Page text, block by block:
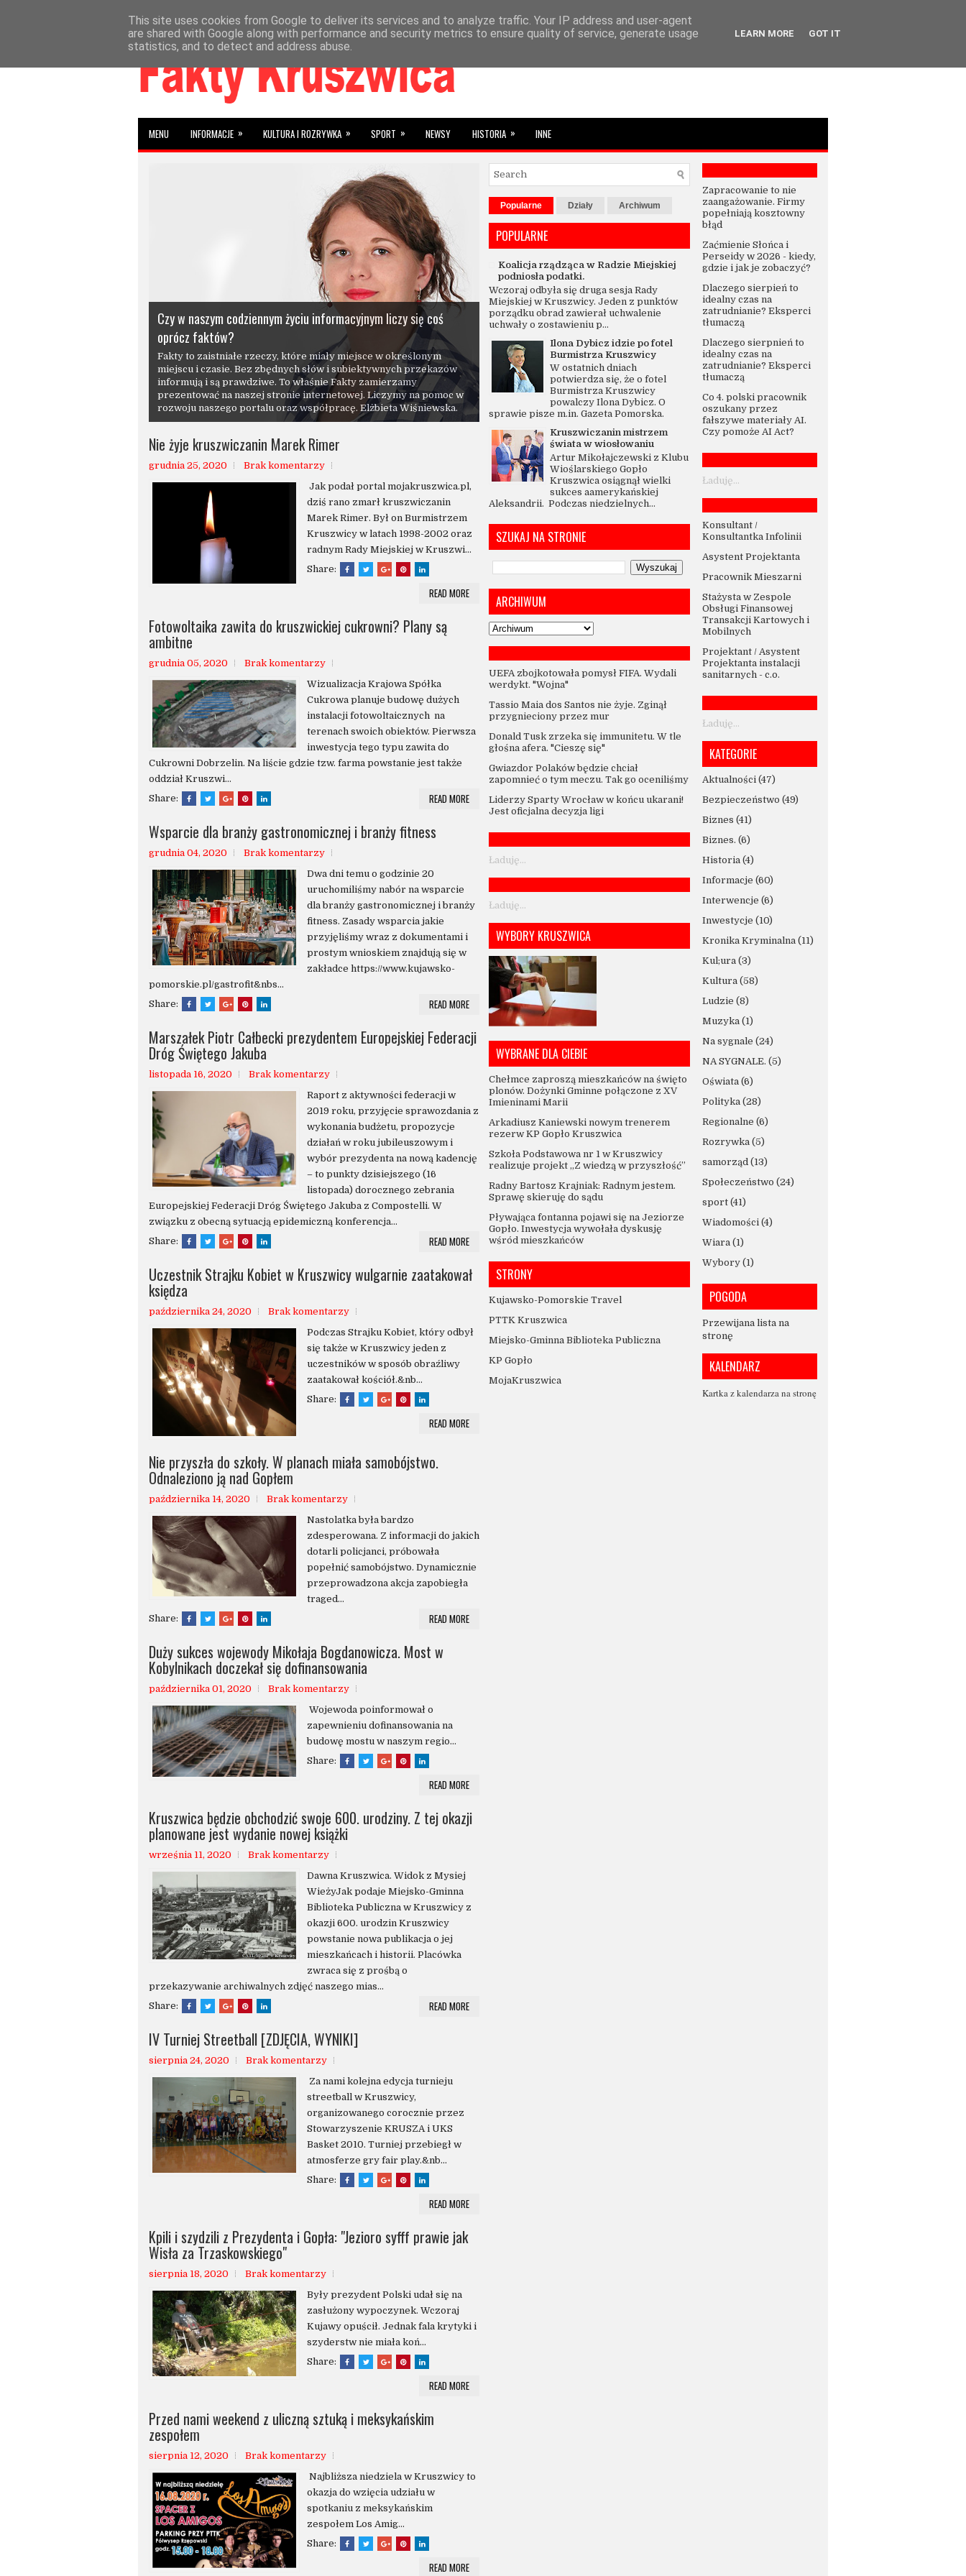
HOME AKTUALNOŚCI » INFORMACJE » WYBRANE SUBIEKTYWNIE »
MENU INFORMACJE » KULTURA I ROZRYWKA » SPORT » NEWSY HISTORIA » INNE
Czy w naszym codziennym życiu informacyjnym liczy się coś
oprócz faktów?
FaktyKruszwica
Zapraszamy do wysyłania informacji na nasz adres e-mail:
faktykruszwica@gmail.com. Nadsyłane informacje udostępniamy
na bieżąco
Nie żyje kruszwiczanin Marek Rimer
grudnia 25, 2020
Brak komentarzy
Jak podał portal mojakruszwica.pl,
dziś rano zmarł kruszwiczanin
Marek Rimer. Był on Burmistrzem
Kruszwicy w latach 1998-2002 oraz
radnym Rady Miejskiej w Kruszwi...
Share:
READ MORE
Fotowoltaika zawita do kruszwickiej cukrowni? Plany są
ambitne
grudnia 05, 2020
Brak komentarzy
Wizualizacja Krajowa Spółka
Cukrowa planuje budowę dużych
instalacji fotowoltaicznych na
terenach swoich obiektów. Pierwsza
inwestycja tego typu zawita do
Cukrowni Dobrzelin. Na liście gdzie tzw. farma powstanie jest także
oddział Kruszwi...
Share:
READ MORE
Wsparcie dla branży gastronomicznej i branży fitness
grudnia 04, 2020
Brak komentarzy
Dwa dni temu o godzinie 20
uruchomiliśmy nabór na wsparcie
dla branży gastronomicznej i branży
fitness. Zasady wsparcia jakie
przyjęliśmy wraz z dokumentami i
prostym wnioskiem znajdują się w
zakładce https://www.kujawsko-
pomorskie.pl/gastrofit&nbs...
Share:
READ MORE
Marszałek Piotr Całbecki prezydentem Europejskiej Federacji
Dróg Świętego Jakuba
listopada 16, 2020
Brak komentarzy
Raport z aktywności federacji w
2019 roku, przyjęcie sprawozdania z
wykonania budżetu, propozycje
działań w roku jubileuszowym i
wybór prezydenta na nową kadencję
– to punkty dzisiejszego (16
listopada) dorocznego zebrania
Europejskiej Federacji Dróg Świętego Jakuba z Compostelli. W
związku z obecną sytuacją epidemiczną konferencja...
Share:
READ MORE
Uczestnik Strajku Kobiet w Kruszwicy wulgarnie zaatakował
księdza
października 24, 2020
Brak komentarzy
Podczas Strajku Kobiet, który odbył
się także w Kruszwicy jeden z
uczestników w sposób obraźliwy
zaatakował kościół.&nb...
Share:
READ MORE
Nie przyszła do szkoły. W planach miała samobójstwo.
Odnaleziono ją nad Gopłem
października 14, 2020
Brak komentarzy
Nastolatka była bardzo
zdesperowana. Z informacji do jakich
dotarli policjanci, próbowała
popełnić samobójstwo. Dynamicznie
przeprowadzona akcja zapobiegła
traged...
Share:
READ MORE
Duży sukces wojewody Mikołaja Bogdanowicza. Most w
Kobylnikach doczekał się dofinansowania
października 01, 2020
Brak komentarzy
Wojewoda poinformował o
zapewnieniu dofinansowania na
budowę mostu w naszym regio...
Share:
READ MORE
Kruszwica będzie obchodzić swoje 600. urodziny. Z tej okazji
planowane jest wydanie nowej książki
września 11, 2020
Brak komentarzy
Dawna Kruszwica. Widok z Mysiej
WieżyJak podaje Miejsko-Gminna
Biblioteka Publiczna w Kruszwicy z
okazji 600. urodzin Kruszwicy
powstanie nowa publikacja o jej
mieszkańcach i historii. Placówka
zwraca się z prośbą o
przekazywanie archiwalnych zdjęć naszego mias...
Share:
READ MORE
IV Turniej Streetball [ZDJĘCIA, WYNIKI]
sierpnia 24, 2020
Brak komentarzy
Za nami kolejna edycja turnieju
streetball w Kruszwicy,
organizowanego corocznie przez
Stowarzyszenie KRUSZA i UKS
Basket 2010. Turniej przebiegł w
atmosferze gry fair play.&nb...
Share:
READ MORE
Kpili i szydzili z Prezydenta i Gopła: "Jezioro syfff prawie jak
Wisła za Trzaskowskiego"
sierpnia 18, 2020
Brak komentarzy
Były prezydent Polski udał się na
zasłużony wypoczynek. Wczoraj
Kujawy opuścił. Jednak fala krytyki i
szyderstw nie miała koń...
Share:
READ MORE
Przed nami weekend z uliczną sztuką i meksykańskim
zespołem
sierpnia 12, 2020
Brak komentarzy
Najbliższa niedziela w Kruszwicy to
okazja do wzięcia udziału w
spotkaniu z meksykańskim
zespołem Los Amig...
Share:
READ MORE
Popularne Działy Archiwum
POPULARNE
Koalicja rządząca w Radzie Miejskiej
podniosła podatki.
Wczoraj odbyła się druga sesja Rady
Miejskiej w Kruszwicy. Jeden z punktów
porządku obrad zawierał uchwalenie
uchwały o zostawieniu p...
Ilona Dybicz idzie po fotel
Burmistrza Kruszwicy
W ostatnich dniach
potwierdza się, że o fotel
Burmistrza Kruszwicy
powalczy Ilona Dybicz. O
sprawie pisze m.in. Gazeta Pomorska.
Kruszwiczanin mistrzem
świata w wiosłowaniu
Artur Mikołajczewski z Klubu
Wioślarskiego Gopło
Kruszwica osiągnął wielki
sukces aamerykańskiej
Aleksandrii. Podczas niedzielnych...
SZUKAJ NA STRONIE
ARCHIWUM
UEFA zbojkotowała pomysł FIFA. Wydali
werdykt. "Wojna"
Tassio Maia dos Santos nie żyje. Zginął
przygnieciony przez mur
Donald Tusk zrzeka się immunitetu. W tle
głośna afera. "Cieszę się"
Gwiazdor Polaków będzie chciał
zapomnieć o tym meczu. Tak go oceniliśmy
Liderzy Sparty Wrocław w końcu ukarani!
Jest oficjalna decyzja ligi
Ładuję...
Ładuję...
WYBORY KRUSZWICA
WYBRANE DLA CIEBIE
Chełmce zaproszą mieszkańców na święto
plonów. Dożynki Gminne połączone z XV
Imieninami Marii
Arkadiusz Kaniewski nowym trenerem
rezerw KP Gopło Kruszwica
Szkoła Podstawowa nr 1 w Kruszwicy
realizuje projekt „Z wiedzą w przyszłość”
Radny Bartosz Krajniak: Radnym jestem.
Sprawę skieruję do sądu
Pływająca fontanna pojawi się na Jeziorze
Gopło. Inwestycja wywołała dyskusję
wśród mieszkańców
STRONY
Kujawsko-Pomorskie Travel
PTTK Kruszwica
Miejsko-Gminna Biblioteka Publiczna
KP Gopło
MojaKruszwica
Zapracowanie to nie
zaangażowanie. Firmy
popełniają kosztowny
błąd
Zaćmienie Słońca i
Perseidy w 2026 - kiedy,
gdzie i jak je zobaczyć?
Dlaczego sierpień to
idealny czas na
zatrudnianie? Eksperci
tłumaczą
Dlaczego sierpnień to
idealny czas na
zatrudnianie? Eksperci
tłumaczą
Co 4. polski pracownik
oszukany przez
fałszywe materiały AI.
Czy pomoże AI Act?
Ładuję...
Konsultant /
Konsultantka Infolinii
Asystent Projektanta
Pracownik Mieszarni
Stażysta w Zespole
Obsługi Finansowej
Transakcji Kartowych i
Mobilnych
Projektant / Asystent
Projektanta instalacji
sanitarnych - c.o.
Ładuję...
KATEGORIE
Aktualności (47)
Bezpieczeństwo (49)
Biznes (41)
Biznes. (6)
Historia (4)
Informacje (60)
Interwencje (6)
Inwestycje (10)
Kronika Kryminalna (11)
Kul;ura (3)
Kultura (58)
Ludzie (8)
Muzyka (1)
Na sygnale (24)
NA SYGNALE. (5)
Oświata (6)
Polityka (28)
Regionalne (6)
Rozrywka (5)
samorząd (13)
Społeczeństwo (24)
sport (41)
Wiadomości (4)
Wiara (1)
Wybory (1)
POGODA
Przewijana lista na
stronę
KALENDARZ
Kartka z kalendarza na stronę
This site uses cookies from Google to deliver its services and to analyze traffic. Your IP address and user-agent
are shared with Google along with performance and security metrics to ensure quality of service, generate usage
statistics, and to detect and address abuse.
LEARN MORE GOT IT